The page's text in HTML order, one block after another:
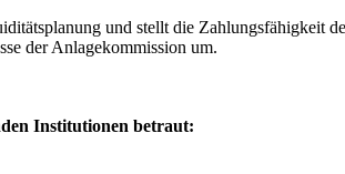
und stellt die Zahlungsfähigkeit
der Anlagekommission um.
Institutionen betraut: